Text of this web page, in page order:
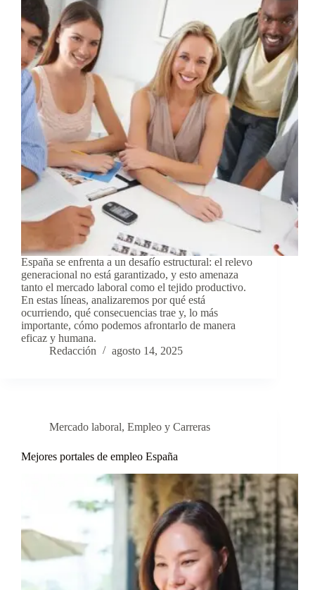
España se enfrenta a un desafío estructural: el relevo
generacional no está garantizado, y esto amenaza
tanto el mercado laboral como el tejido productivo.
En estas líneas, analizaremos por qué está
ocurriendo, qué consecuencias trae y, lo más
importante, cómo podemos afrontarlo de manera
eficaz y humana.
Redacción
agosto 14, 2025
Mercado laboral, Empleo y Carreras
Mejores portales de empleo España